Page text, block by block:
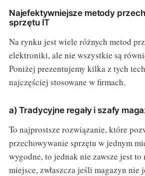
Najefektywniejsze metody
sprzętu IT
Na rynku jest wiele różnych metod
elektroniki, ale nie wszystkie są
Poniżej prezentujemy kilka z tych
najczęściej stosowane w firmach.
a) Tradycyjne regały i szafy
To najprostsze rozwiązanie, które
przechowywanie sprzętu w jednym
wygodne, to jednak nie zawsze jest
miejsce, zwłaszcza jeśli magazyn nie